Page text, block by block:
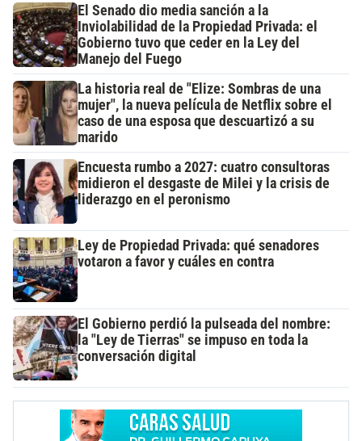
El Senado dio media sanción a la
Inviolabilidad de la Propiedad Privada: el
Gobierno tuvo que ceder en la Ley del
Manejo del Fuego
La historia real de "Elize: Sombras de una
mujer", la nueva película de Netflix sobre el
caso de una esposa que descuartizó a su
marido
Encuesta rumbo a 2027: cuatro consultoras
midieron el desgaste de Milei y la crisis de
liderazgo en el peronismo
Ley de Propiedad Privada: qué senadores
votaron a favor y cuáles en contra
El Gobierno perdió la pulseada del nombre:
la "Ley de Tierras" se impuso en toda la
conversación digital